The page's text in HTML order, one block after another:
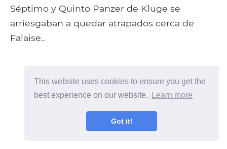
This website uses cookies to ensure you get the
best experience on our website.
Learn more
Got it!
Séptimo y Quinto Panzer de Kluge se
arriesgaban a quedar atrapados cerca de
Falaise..